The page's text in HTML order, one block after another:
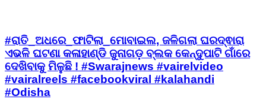
#ରାତି_ଅଧରେ_ଫାଟିଲା_ମୋବାଇଲ, ଜଳିଗଲା ଘରଦ୍ଵାରା
ଏଭଳି ଘଟଣା କଳାହାଣ୍ଡି ଜୁନାଗଡ଼ ବ୍ଲକ କେନ୍ଦୁପାଟି ଗାଁରେ
ଦେଖିବାକୁ ମିଳୁଛି ! #Swarajnews #vairelvideo
#vairalreels #facebookviral #kalahandi
#Odisha